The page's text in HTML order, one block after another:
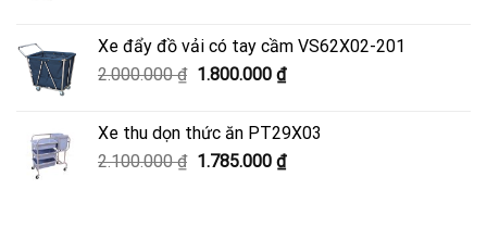
950.000 ₫.là:
600.000 ₫.
Xe đẩy đồ vải có tay cầm VS62X02-201
2.000.000₫ Giá
2.000.000 ₫.
1.800.000 ₫Giá
là:
1.800.000 ₫.
Xe thu dọn thức ăn PT29X03
2.100.000₫ Giá
1.785.000 ₫Giá